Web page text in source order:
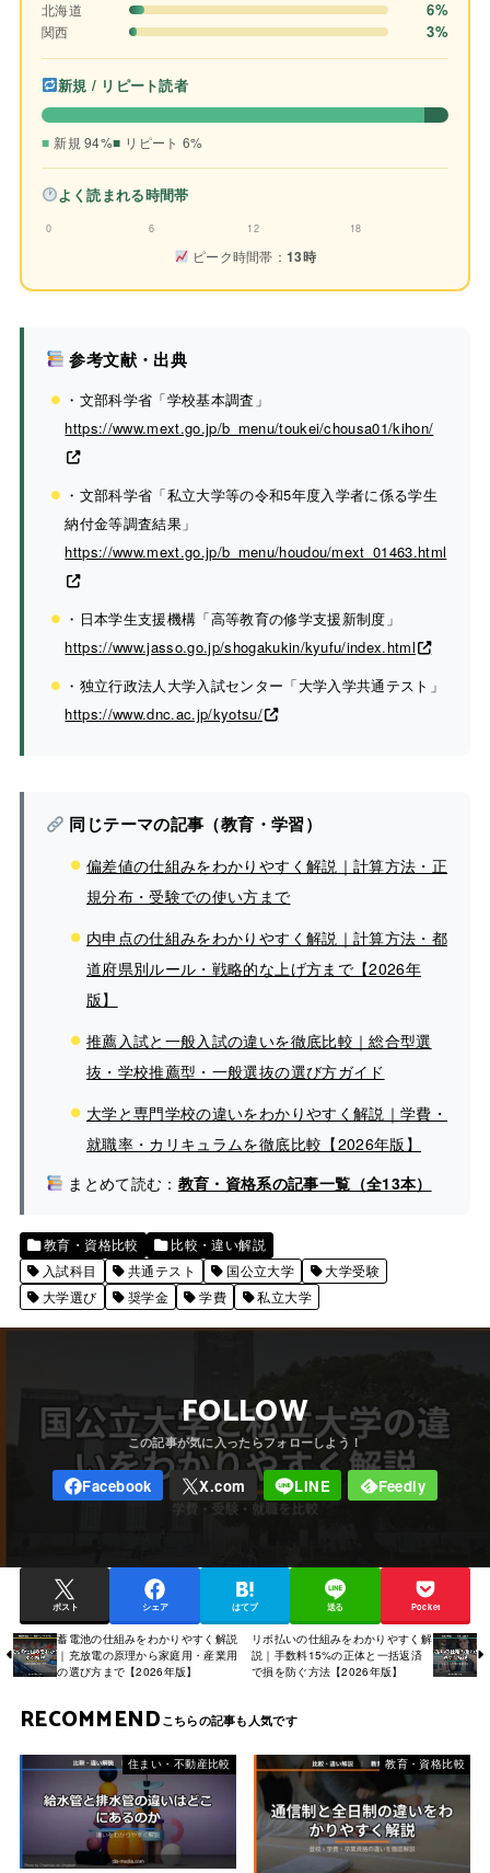
北海道 6%
関西 3%
新規 / リピート読者
新規 94% リピート 6%
よく読まれる時間帯
0 6 12 18
ピーク時間帯：13時
参考文献・出典
・文部科学省「学校基本調査」
https://www.mext.go.jp/b_menu/toukei/chousa01/kihon/
・文部科学省「私立大学等の令和5年度入学者に係る学生
納付金等調査結果」
https://www.mext.go.jp/b_menu/houdou/mext_01463.html
・日本学生支援機構「高等教育の修学支援新制度」
https://www.jasso.go.jp/shogakukin/kyufu/index.html
・独立行政法人大学入試センター「大学入学共通テスト」
https://www.dnc.ac.jp/kyotsu/
同じテーマの記事（教育・学習）
偏差値の仕組みをわかりやすく解説｜計算方法・正
規分布・受験での使い方まで
内申点の仕組みをわかりやすく解説｜計算方法・都
道府県別ルール・戦略的な上げ方まで【2026年
版】
推薦入試と一般入試の違いを徹底比較｜総合型選
抜・学校推薦型・一般選抜の選び方ガイド
大学と専門学校の違いをわかりやすく解説｜学費・
就職率・カリキュラムを徹底比較【2026年版】
まとめて読む： 教育・資格系の記事一覧（全13本）
教育・資格比較
比較・違い解説
入試科目
共通テスト 国公立大学
大学受験
大学選び
奨学金 学費 私立大学
FOLLOW
ポスト シェア はてブ 送る Pocket
蓄電池の仕組みをわかりやすく解説
｜充放電の原理から家庭用・産業用
の選び方まで【2026年版】
リボ払いの仕組みをわかりやすく解
説｜手数料15%の正体と一括返済
で損を防ぐ方法【2026年版】
RECOMMEND
住まい・不動産比較 教育・資格比較